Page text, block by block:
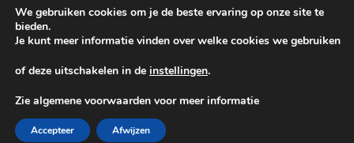
We gebruiken cookies om je de beste ervaring op onze site te
bieden.
Je kunt meer informatie vinden over welke cookies we gebruiken
of deze uitschakelen in de instellingen.
Zie algemene voorwaarden voor meer informatie
Accepteer Afwijzen